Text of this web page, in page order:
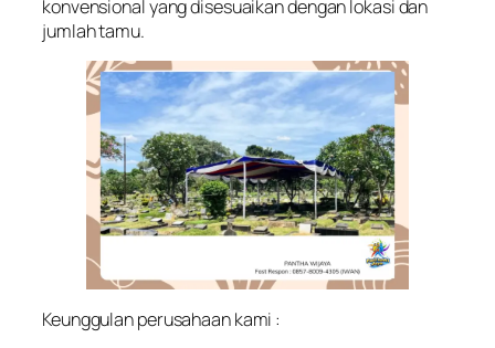
konvensional yang disesuaikan dengan lokasi dan
jumlah tamu.
Keunggulan perusahaan kami :